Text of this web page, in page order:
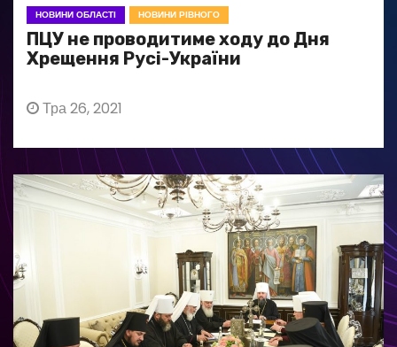
НОВИНИ ОБЛАСТІ НОВИНИ РІВНОГО
ПЦУ не проводитиме ходу до Дня
Хрещення Русі-України
Тра 26, 2021